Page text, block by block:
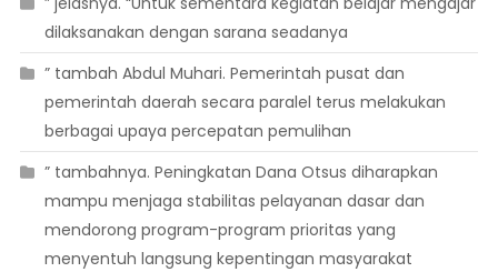
dilaksanakan dengan sarana seadanya
” tambah Abdul Muhari. Pemerintah pusat dan
pemerintah daerah secara paralel terus melakukan
berbagai upaya percepatan pemulihan
” tambahnya. Peningkatan Dana Otsus diharapkan
mampu menjaga stabilitas pelayanan dasar dan
mendorong program-program prioritas yang
menyentuh langsung kepentingan masyarakat